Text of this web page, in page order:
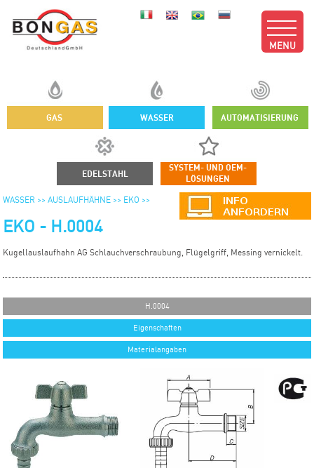
MENU
GAS WASSER AUTOMATISIERUNG
EDELSTAHL
SYSTEM- UND OEM-
LÖSUNGEN
WASSER >>AUSLAUFHÄHNE >> EKO >>
EKO - H.0004
Kugellauslaufhahn AG Schlauchverschraubung, Flügelgriff, Messing vernickelt.
H.0004
Eigenschaften
Materialangaben